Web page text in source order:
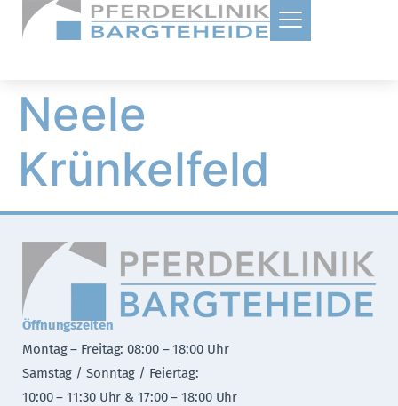
Neele
Krünkelfeld
Öffnungszeiten
Montag – Freitag: 08:00 – 18:00 Uhr
Samstag / Sonntag / Feiertag:
10:00 – 11:30 Uhr & 17:00 – 18:00 Uhr